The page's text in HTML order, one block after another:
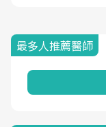
最多人推薦醫師